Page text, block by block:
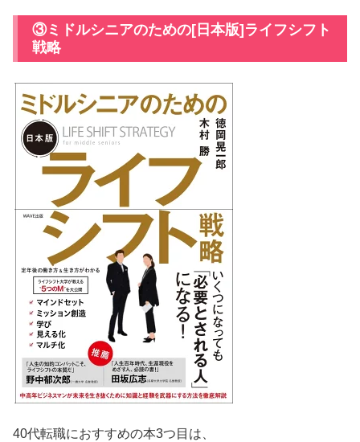
③ミドルシニアのための[日本版]ライフシフト
戦略
40代転職におすすめの本3つ目は、